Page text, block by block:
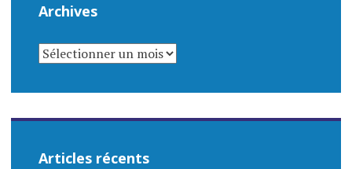
Archives
ARCHIVES
Articles récents